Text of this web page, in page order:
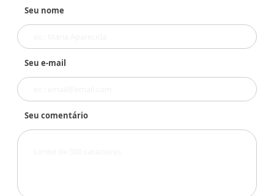
Seu nome
Seu e-mail
Seu comentário